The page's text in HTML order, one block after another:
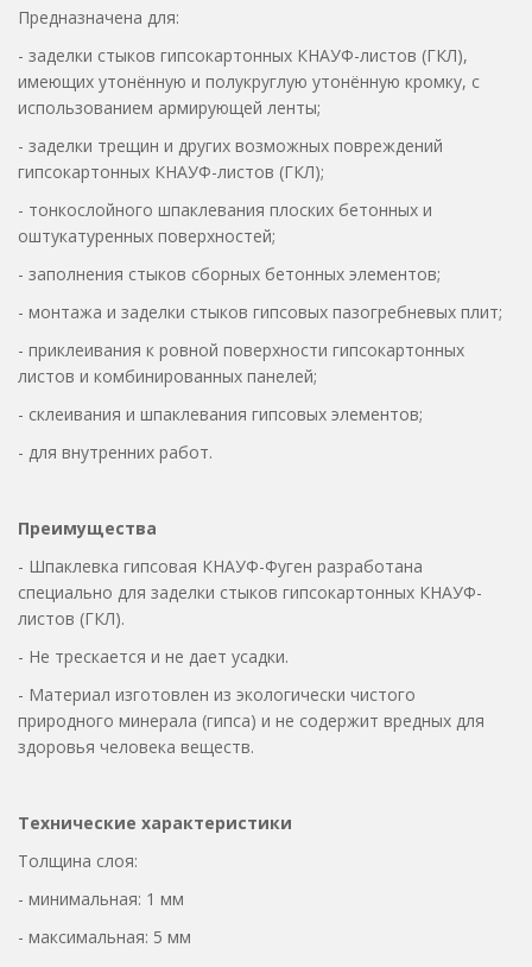
Предназначена для:
- заделки стыков гипсокартонных КНАУФ-листов (ГКЛ),
имеющих утонённую и полукруглую утонённую кромку, с
использованием армирующей ленты;
- заделки трещин и других возможных повреждений
гипсокартонных КНАУФ-листов (ГКЛ);
- тонкослойного шпаклевания плоских бетонных и
оштукатуренных поверхностей;
- заполнения стыков сборных бетонных элементов;
- монтажа и заделки стыков гипсовых пазогребневых плит;
- приклеивания к ровной поверхности гипсокартонных
листов и комбинированных панелей;
- склеивания и шпаклевания гипсовых элементов;
- для внутренних работ.
Преимущества
- Шпаклевка гипсовая КНАУФ-Фуген разработана
специально для заделки стыков гипсокартонных КНАУФ-
листов (ГКЛ).
- Не трескается и не дает усадки.
- Материал изготовлен из экологически чистого
природного минерала (гипса) и не содержит вредных для
здоровья человека веществ.
Технические характеристики
Толщина слоя:
- минимальная: 1 мм
- максимальная: 5 мм